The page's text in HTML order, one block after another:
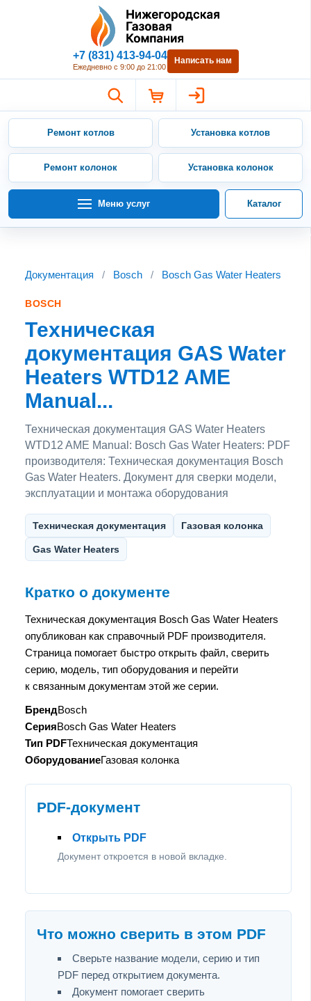
Нижегородская Газовая
+7 (831) 413-94-04
Ежедневно с 9:00 до 21:00
Написать нам
Ремонт котлов Установка котлов
Ремонт колонок Установка колонок
Меню услуг Каталог
Документация / Bosch / Bosch Gas Water Heaters
BOSCH
Техническая
документация GAS Water
Heaters WTD12 AME
Manual...
Техническая документация GAS Water Heaters
WTD12 AME Manual: Bosch Gas Water Heaters: PDF
производителя: Техническая документация Bosch
Gas Water Heaters. Документ для сверки модели,
эксплуатации и монтажа оборудования
Техническая документация Газовая колонка
Gas Water Heaters
Кратко о документе
Техническая документация Bosch Gas Water Heaters
опубликован как справочный PDF производителя.
Страница помогает быстро открыть файл, сверить
серию, модель, тип оборудования и перейти
к связанным документам этой же серии.
БрендBosch
СерияBosch Gas Water Heaters
Тип PDFТехническая документация
ОборудованиеГазовая колонка
PDF-документ
Открыть PDF
Документ откроется в новой вкладке.
Что можно сверить в этом PDF
Сверьте название модели, серию и тип
PDF перед открытием документа.
Документ помогает сверить